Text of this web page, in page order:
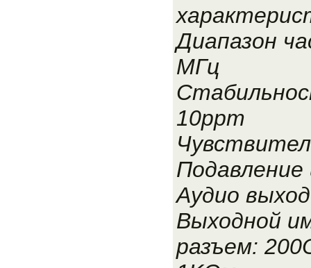
Диапазон
МГц
10ppm
Аудио
Выходной
разъем: